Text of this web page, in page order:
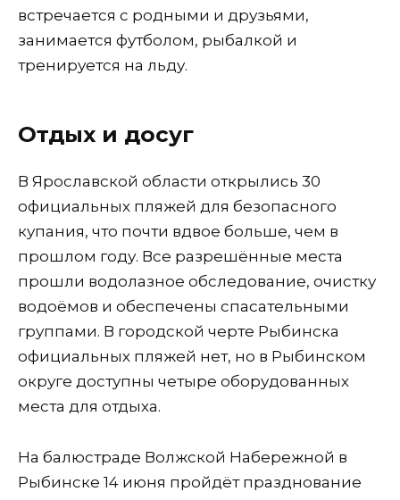
встречается с родными и друзьями,
занимается футболом, рыбалкой и
тренируется на льду.
Отдых и досуг
В Ярославской области открылись 30
официальных пляжей для безопасного
купания, что почти вдвое больше, чем в
прошлом году. Все разрешённые места
прошли водолазное обследование, очистку
водоёмов и обеспечены спасательными
группами. В городской черте Рыбинска
официальных пляжей нет, но в Рыбинском
округе доступны четыре оборудованных
места для отдыха.
На балюстраде Волжской Набережной в
Рыбинске 14 июня пройдёт празднование